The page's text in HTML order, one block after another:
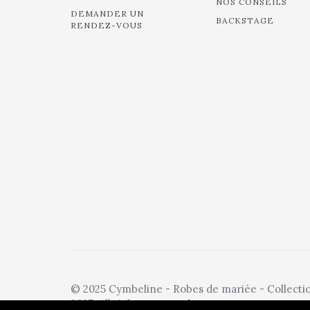
DEMANDER UN
RENDEZ-VOUS
BACKSTAGE
© 2025 Cymbeline - Robes de mariée -
2025. All rights reserved.